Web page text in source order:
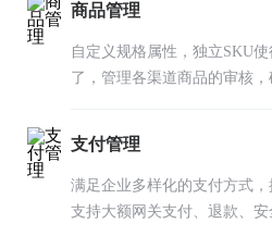
商品管理
自定义规格属性，独立SKU
了，管理各渠道商品的审核
支付管理
满足企业多样化的支付方式
支持大额网关支付、退款、